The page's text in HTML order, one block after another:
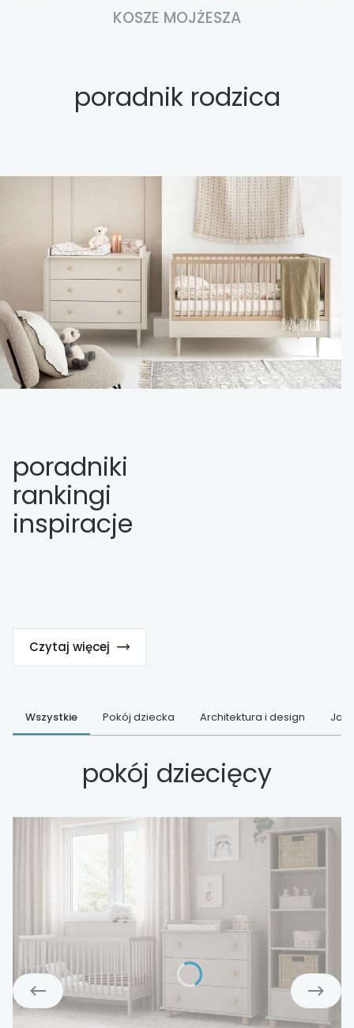
KOSZE MOJŻESZA
poradnik rodzica
poradniki
rankingi
inspiracje
Czytaj więcej
Wszystkie Pokój dziecka Architektura i design Jak
pokój dziecięcy